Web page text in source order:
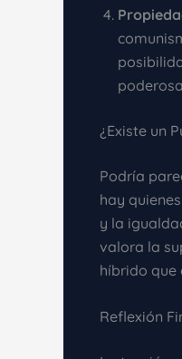
¿Existe un
Podría
hay
y la
valora la
híbrido que
Reflexión